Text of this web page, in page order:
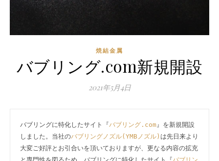
焼結金属
バブリング.com新規開設
2021年5月4日
バブリングに特化したサイト『バブリング.com』を新規開設
しました。当社のバブリングノズル(YMBノズル) は先日来より
大変ご好評とお引合いを頂いておりますが、更なる内容の拡充